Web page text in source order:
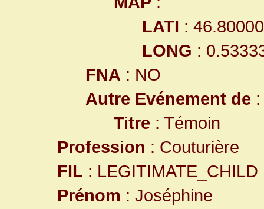
LATI :
LONG :
FNA : NO
Autre Evénement de
Titre : Témoin
Profession : Couturière
FIL : LEGITIMATE_CHILD
Prénom : Joséphine